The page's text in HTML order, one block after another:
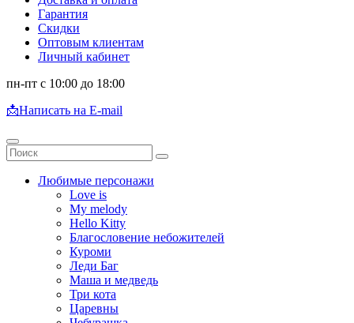
Гарантия
Скидки
Оптовым клиентам
Личный кабинет
пн-пт с 10:00 до 18:00
📩Написать на E-mail
Любимые персонажи
Love is
My melody
Hello Kitty
Благословение небожителей
Куроми
Леди Баг
Маша и медведь
Три кота
Царевны